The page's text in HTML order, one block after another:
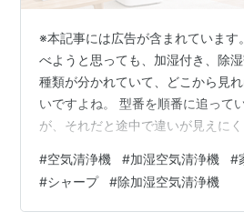
※本記事には広告が含まれています
べようと思っても、加湿付き、除
種類が分かれていて、どこから見
いですよね。 型番を順番に追って
が、それだと途中で違いが見えに
干しが気になるのか、それとも型番
かを先に分けて見たほうが流れをつ
気清浄機は、同じように見えるモ
#空気清浄機 #加湿空気清浄機 #
#シャープ #除加湿空気清浄機